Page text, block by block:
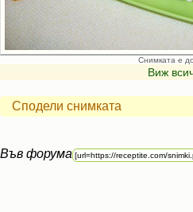
Снимката е
Виж
Сподели снимката
Във форума